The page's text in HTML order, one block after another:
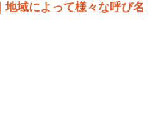
地域によって様々な呼び名